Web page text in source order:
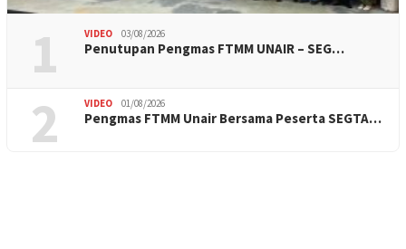
1 VIDEO 03/08/2026
Penutupan Pengmas FTMM UNAIR – SEG…
2 VIDEO 01/08/2026
Pengmas FTMM Unair Bersama Peserta SEGTA…